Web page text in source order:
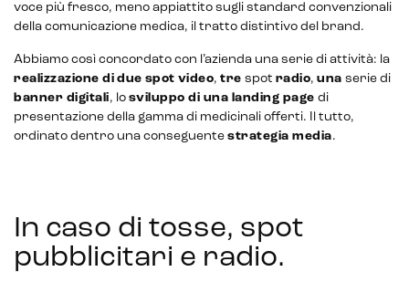
voce più fresco, meno appiattito sugli standard convenzionali
della comunicazione medica, il tratto distintivo del brand.
Abbiamo così concordato con l’azienda una serie di attività: la
realizzazione di due spot video, tre spot radio, una serie di
banner digitali, lo sviluppo di una landing page di
presentazione della gamma di medicinali offerti. Il tutto,
ordinato dentro una conseguente strategia media.
In caso di tosse, spot
pubblicitari e radio.